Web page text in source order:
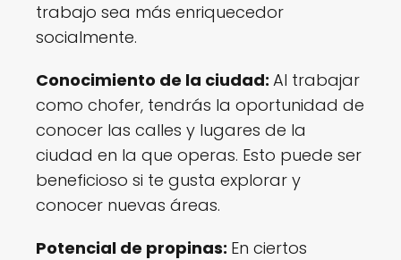
trabajo sea más enriquecedor
socialmente.
Conocimiento de la ciudad: Al trabajar
como chofer, tendrás la oportunidad de
conocer las calles y lugares de la
ciudad en la que operas. Esto puede ser
beneficioso si te gusta explorar y
conocer nuevas áreas.
Potencial de propinas: En ciertos